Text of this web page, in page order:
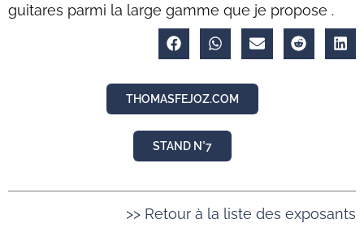
guitares parmi la large gamme que je propose .
THOMASFEJOZ.COM
STAND N°7
>> Retour à la liste des exposants